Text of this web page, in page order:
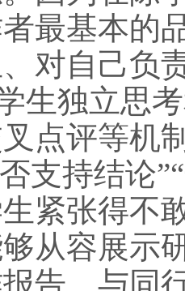
最基本的
对自己负
生独立思
点评等机
支持结论
紧张得不
从容展示
告、与同